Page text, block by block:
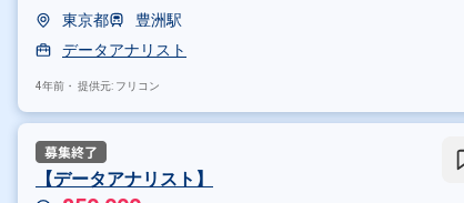
東京都
豊洲駅
データアナリスト
4年前・ 提供元: フリコン
【データアナリスト】